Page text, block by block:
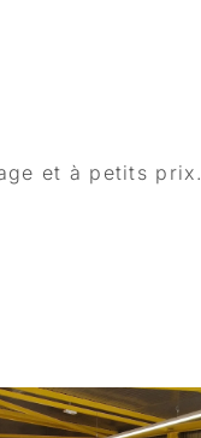
et à petits prix.